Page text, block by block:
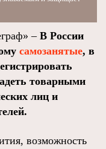
– В России
самозанятые, в
товарными
лиц и
возможность